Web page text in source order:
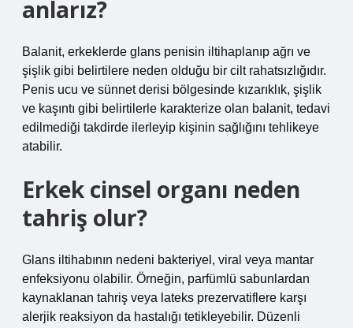
anlarız?
Balanit, erkeklerde glans penisin iltihaplanıp ağrı ve
şişlik gibi belirtilere neden olduğu bir cilt rahatsızlığıdır.
Penis ucu ve sünnet derisi bölgesinde kızarıklık, şişlik
ve kaşıntı gibi belirtilerle karakterize olan balanit, tedavi
edilmediği takdirde ilerleyip kişinin sağlığını tehlikeye
atabilir.
Erkek cinsel organı neden
tahriş olur?
Glans iltihabının nedeni bakteriyel, viral veya mantar
enfeksiyonu olabilir. Örneğin, parfümlü sabunlardan
kaynaklanan tahriş veya lateks prezervatiflere karşı
alerjik reaksiyon da hastalığı tetikleyebilir. Düzenli